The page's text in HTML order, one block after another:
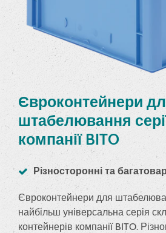
Євроконтейнери
штабелювання
компанії BITO
Різносторонні та
Євроконтейнери для
найбільш універсальна серія
контейнерів компанії BITO.